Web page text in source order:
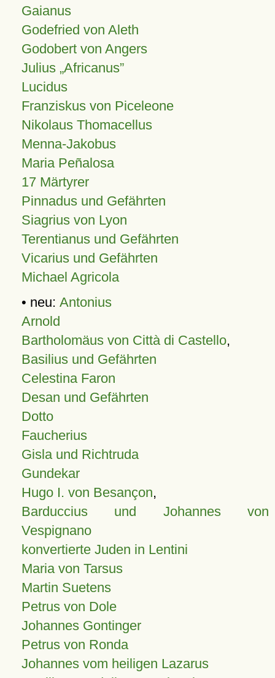
Gaianus
Godefried von Aleth
Godobert von Angers
Julius Africanus
Lucidus
Franziskus von Piceleone
Nikolaus Thomacellus
Menna-Jakobus
Maria Peñalosa
17 Märtyrer
Pinnadus und Gefährten
Siagrius von Lyon
Terentianus und Gefährten
Vicarius und Gefährten
Michael Agricola
• neu: Antonius
Arnold
Bartholomäus von Città di Castello,
Basilius und Gefährten
Celestina Faron
Desan und Gefährten
Dotto
Faucherius
Gisla und Richtruda
Gundekar
Hugo I. von Besançon,
Barduccius und Johannes von
Vespignano
konvertierte Juden in Lentini
Maria von Tarsus
Martin Suetens
Petrus von Dole
Johannes Gontinger
Petrus von Ronda
Johannes vom heiligen Lazarus